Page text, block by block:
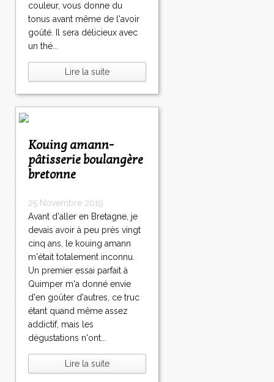
couleur, vous donne du
tonus avant même de l'avoir
goûté. Il sera délicieux avec
un thé...
Lire la suite
Kouing amann-
pâtisserie boulangère
bretonne
25 Novembre 2019
Avant d'aller en Bretagne, je
devais avoir à peu près vingt
cinq ans, le kouing amann
m'était totalement inconnu.
Un premier essai parfait à
Quimper m'a donné envie
d'en goûter d'autres, ce truc
étant quand même assez
addictif, mais les
dégustations n'ont...
Lire la suite